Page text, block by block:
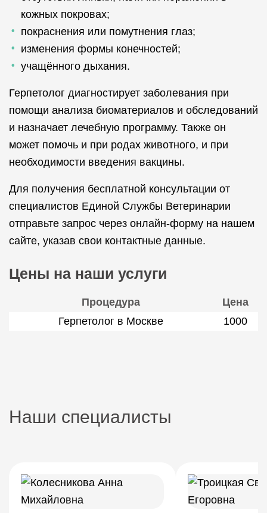
кожных покровах;
покраснения или помутнения глаз;
изменения формы конечностей;
учащённого дыхания.
Герпетолог диагностирует заболевания при
помощи анализа биоматериалов и обследований
и назначает лечебную программу. Также он
может помочь и при родах животного, и при
необходимости введения вакцины.
Для получения бесплатной консультации от
специалистов Единой Службы Ветеринарии
отправьте запрос через онлайн-форму на нашем
сайте, указав свои контактные данные.
Цены на наши услуги
Процедура
Цена
Герпетолог в Москве
1000
Наши специалисты